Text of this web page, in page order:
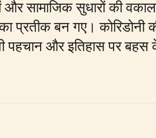
सामाजिक सुधारों की
प्रतीक बन गए।
पहचान और इतिहास पर